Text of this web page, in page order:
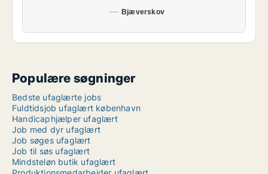
Bjæverskov
Populære søgninger
Bedste ufaglærte jobs
Fuldtidsjob ufaglært københavn
Handicaphjælper ufaglært
Job med dyr ufaglært
Job søges ufaglært
Job til søs ufaglært
Mindsteløn butik ufaglært